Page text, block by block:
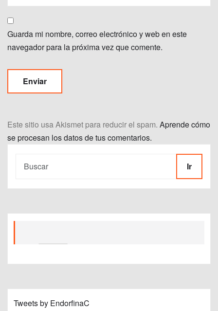
Guarda mi nombre, correo electrónico y web en este
navegador para la próxima vez que comente.
Este sitio usa Akismet para reducir el spam. Aprende cómo
se procesan los datos de tus comentarios.
Ir
Tweets by EndorfinaC